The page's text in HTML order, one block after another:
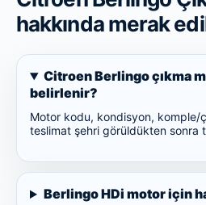
hakkında merak
Citroen Berlingo çıkma
belirlenir?
Motor kodu, kondisyon, komple/
teslimat şehri görüldükten sonra
Berlingo HDi motor için